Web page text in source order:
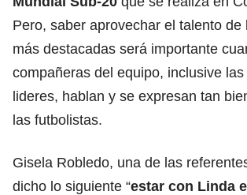
Pero, saber aprovechar el talento de
más destacadas será importante
compañeras del equipo, inclusive
lideres, hablan y se expresan tan
las futbolistas.
Gisela Robledo, una de las
dicho lo siguiente “estar con Linda